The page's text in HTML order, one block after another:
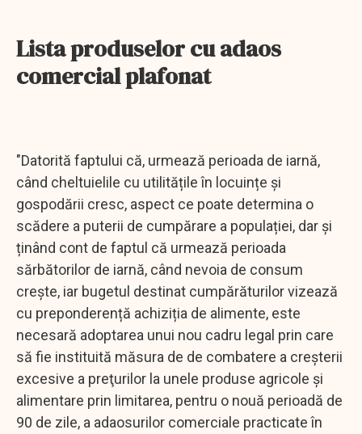
Lista produselor cu adaos
comercial plafonat
"Datorită faptului că, urmează perioada de iarnă,
când cheltuielile cu utilitățile în locuințe și
gospodării cresc, aspect ce poate determina o
scădere a puterii de cumpărare a populației, dar și
ținând cont de faptul că urmează perioada
sărbătorilor de iarnă, când nevoia de consum
crește, iar bugetul destinat cumpărăturilor vizează
cu preponderență achiziția de alimente, este
necesară adoptarea unui nou cadru legal prin care
să fie instituită măsura de de combatere a creşterii
excesive a preţurilor la unele produse agricole şi
alimentare prin limitarea, pentru o nouă perioadă de
90 de zile, a adaosurilor comerciale practicate în